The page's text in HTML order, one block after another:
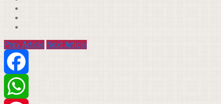
Prev Article Next Article
Facebook